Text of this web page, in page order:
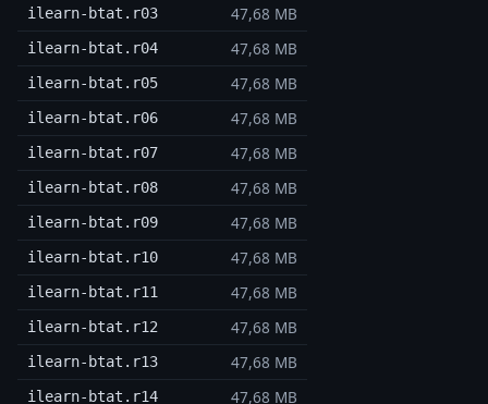
ilearn-btat.r03 47,68 MB
ilearn-btat.r04 47,68 MB
ilearn-btat.r05 47,68 MB
ilearn-btat.r06 47,68 MB
ilearn-btat.r07 47,68 MB
ilearn-btat.r08 47,68 MB
ilearn-btat.r09 47,68 MB
ilearn-btat.r10 47,68 MB
ilearn-btat.r11 47,68 MB
ilearn-btat.r12 47,68 MB
ilearn-btat.r13 47,68 MB
ilearn-btat.r14 47,68 MB